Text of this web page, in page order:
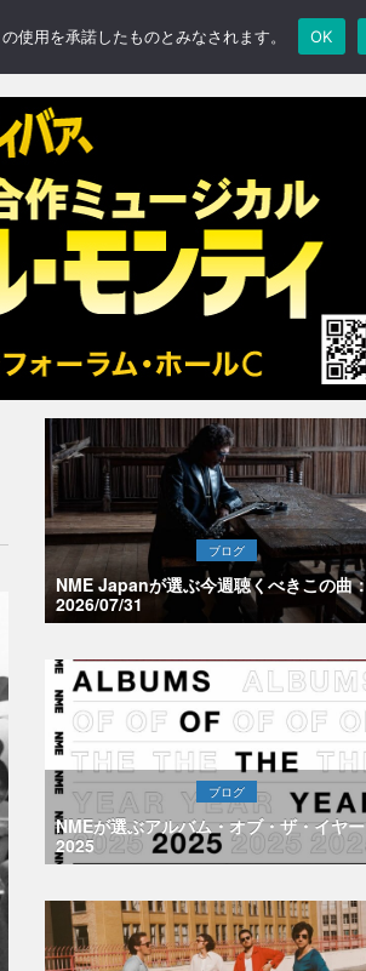
ブログ
NME Japanが選ぶ今週聴くべきこの曲：
2026/07/31
ブログ
NMEが選ぶアルバム・オブ・ザ・イヤー
2025
使用を承諾したものとみなされます。 OK